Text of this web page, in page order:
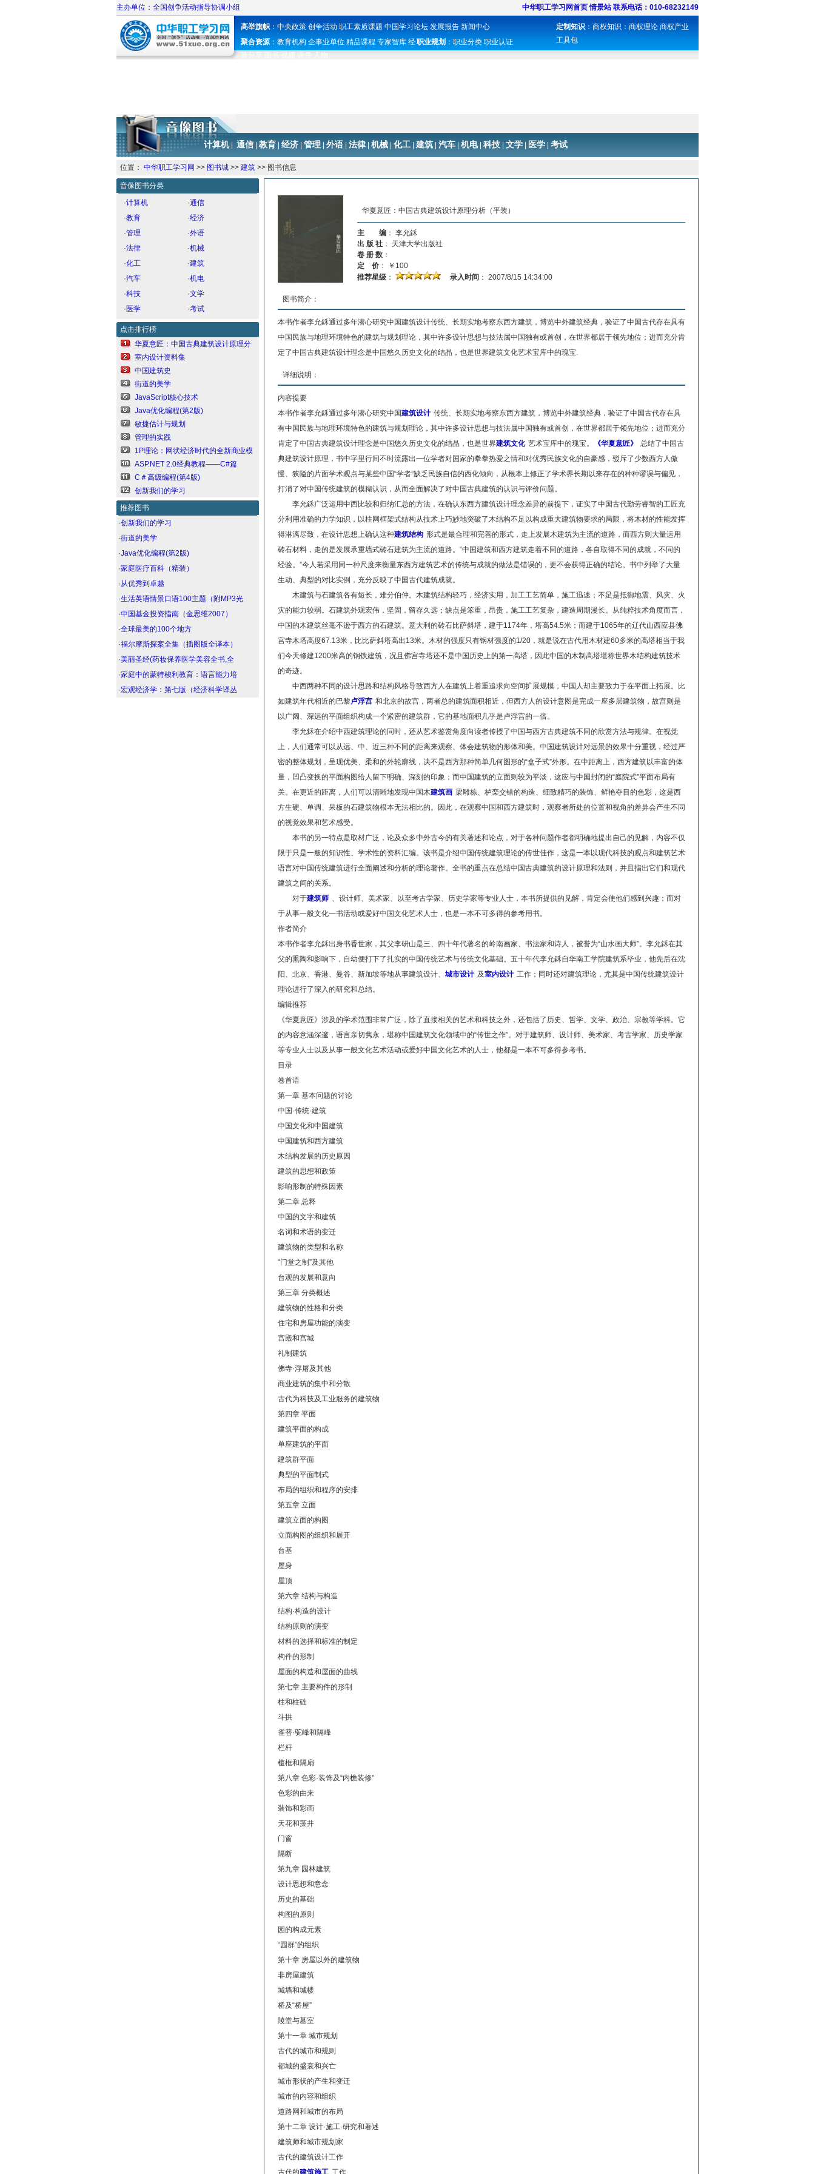
主办单位：全国创争活动指导协调小组 中华职工学习网首页 情景站 联系电话：010-68232149
定制知识 ： 商权知识 ： 商权理论 商权产业
工具包
高举旗帜 ： 中央政策 创争活动 职工素质课题 中国学习论坛 发展报告 新闻中心
职业规划 ： 职业分类 职业认证
聚合资源： 教育机构 企事业单位 精品课程 专家智库 经
计算机| 通信 教育 经济 管理 外语| 法律 机械 化工 建筑 汽车 机电| 科技 文学 医学 考试
位置： 中华职工学习网 >> 图书城 >> 建筑 >> 图书信息
音像图书分类
·计算机 ·通信
·教育 ·经济
·管理 ·外语
·法律 ·机械
·化工 ·建筑
·汽车 ·机电
·科技 ·文学
· 医学 ·考试
点击排行榜
华夏意匠：中国古典建筑设计原理分
室内设计资料集
中国建筑史
街道的美学
JavaScript核心技术
Java优化编程(第2版)
敏捷估计与规划
管理的实践
1P理论：网状经济时代的全新商业模
ASP.NET 2.0经典教程——C#篇
C＃高级编程(第4版)
创新我们的学习
推荐图书
·创新我们的学习
·街道的美学
·Java优化编程(第2版)
·家庭医疗百科（精装）
·从优秀到卓越
·生活英语情景口语100主题（附MP3光
·中国基金投资指南（金思维2007）
·全球最美的100个地方
·福尔摩斯探案全集（插图版全译本）
·美丽圣经(药妆保养医学美容全书,全
·家庭中的蒙特梭利教育：语言能力培
·宏观经济学：第七版（经济科学译丛
华夏意匠：中国古典建筑设计原理分析（平装）
主 编： 李允鉌
出 版 社： 天津大学出版社
卷 册 数：
定 价： ￥100
推荐星级： 录入时间 ： 2007/8/15 14:34:00
图书简介：
本书作者李允鉌通过多年潜心研究中国建筑设计传统、长期实地考察东西方建筑，博览中外建筑经典，验证了中国古代存在具有
中国民族与地理环境特色的建筑与规划理论，其中许多设计思想与技法属中国独有或首创，在世界都居于领先地位；进而充分肯
定了中国古典建筑设计理念是中国悠久历史文化的结晶，也是世界建筑文化艺术宝库中的瑰宝.
详细说明：
内容提要
本书作者李允鉌通过多年潜心研究中国建筑设计 传统、长期实地考察东西方建筑，博览中外建筑经典，验证了中国古代存在具
有中国民族与地理环境特色的建筑与规划理论，其中许多设计思想与技法属中国独有或首创，在世界都居于领先地位；进而充分
肯定了中国古典建筑设计理念是中国悠久历史文化的结晶，也是世界建筑文化 艺术宝库中的瑰宝。 《华夏意匠》
总结了中国古
典建筑设计原理，书中字里行间不时流露出一位学者对国家的拳拳热爱之情和对优秀民族文化的自豪感，驳斥了少数西方人傲
慢、狭隘的片面学术观点与某些中国“学者”缺乏民族自信的西化倾向，从根本上修正了学术界长期以来存在的种种谬误与偏见，
打消了对中国传统建筑的模糊认识，从而全面解决了对中国古典建筑的认识与评价问题。
李允鉌广泛运用中西比较和归纳汇总的方法，在确认东西方建筑设计理念差异的前提下，证实了中国古代勤劳睿智的工匠充
分利用准确的力学知识，以柱网框架式结构从技术上巧妙地突破了木结构不足以构成重大建筑物要求的局限，将木材的性能发挥
得淋漓尽致，在设计思想上确认这种建筑结构 形式是最合理和完善的形式，走上发展木建筑为主流的道路，而西方则大量运用
砖石材料，走的是发展承重墙式砖石建筑为主流的道路。“中国建筑和西方建筑走着不同的道路，各自取得不同的成就，不同的
经验。”今人若采用同一种尺度来衡量东西方建筑艺术的传统与成就的做法是错误的，更不会获得正确的结论。书中列举了大量
生动、典型的对比实例，充分反映了中国古代建筑成就。
木建筑与石建筑各有短长，难分伯仲。木建筑结构轻巧，经济实用，加工工艺简单，施工迅速；不足是抵御地震、风灾、火
灾的能力较弱。石建筑外观宏伟，坚固，留存久远；缺点是笨重，昂贵，施工工艺复杂，建造周期漫长。从纯粹技术角度而言，
中国的木建筑丝毫不逊于西方的石建筑。意大利的砖石比萨斜塔，建于1174年，塔高54.5米；而建于1065年的辽代山西应县佛
宫寺木塔高度67.13米，比比萨斜塔高出13米。木材的强度只有钢材强度的1/20，就是说在古代用木材建60多米的高塔相当于我
们今天修建1200米高的钢铁建筑，况且佛宫寺塔还不是中国历史上的第一高塔，因此中国的木制高塔堪称世界木结构建筑技术
的奇迹。
中西两种不同的设计思路和结构风格导致西方人在建筑上着重追求向空间扩展规模，中国人却主要致力于在平面上拓展。比
如建筑年代相近的巴黎卢浮宫 和北京的故宫，两者总的建筑面积相近，但西方人的设计意图是完成一座多层建筑物，故宫则是
以广阔、深远的平面组织构成一个紧密的建筑群，它的基地面积几乎是卢浮宫的一倍。
李允鉌在介绍中西建筑理论的同时，还从艺术鉴赏角度向读者传授了中国与西方古典建筑不同的欣赏方法与规律。在视觉
上，人们通常可以从远、中、近三种不同的距离来观察、体会建筑物的形体和美。中国建筑设计对远景的效果十分重视，经过严
密的整体规划，呈现优美、柔和的外轮廓线，决不是西方那种简单几何图形的“盒子式”外形。在中距离上，西方建筑以丰富的体
量，凹凸变换的平面构图给人留下明确、深刻的印象；而中国建筑的立面则较为平淡，这应与中国封闭的“庭院式”平面布局有
关。在更近的距离，人们可以清晰地发现中国木建筑画 梁雕栋、栌栾交错的构造、细致精巧的装饰、鲜艳夺目的色彩，这是西
方生硬、单调、呆板的石建筑物根本无法相比的。因此，在观察中国和西方建筑时，观察者所处的位置和视角的差异会产生不同
的视觉效果和艺术感受。
本书的另一特点是取材广泛，论及众多中外古今的有关著述和论点，对于各种问题作者都明确地提出自己的见解，内容不仅
限于只是一般的知识性、学术性的资料汇编。该书是介绍中国传统建筑理论的传世佳作，这是一本以现代科技的观点和建筑艺术
语言对中国传统建筑进行全面阐述和分析的理论著作。全书的重点在总结中国古典建筑的设计原理和法则，并且指出它们和现代
建筑之间的关系。
对于建筑师 、设计师、美术家、以至考古学家、历史学家等专业人士，本书所提供的见解，肯定会使他们感到兴趣；而对
于从事一般文化一书活动或爱好中国文化艺术人士，也是一本不可多得的参考用书。
作者简介
本书作者李允鉌出身书香世家，其父李研山是三、四十年代著名的岭南画家、书法家和诗人，被誉为“山水画大师”。李允鉌在其
父的熏陶和影响下，自幼便打下了扎实的中国传统艺术与传统文化基础。五十年代李允鉌自华南工学院建筑系毕业，他先后在沈
阳、北京、香港、曼谷、新加坡等地从事建筑设计、 城市设计 及室内设计 工作；同时还对建筑理论，尤其是中国传统建筑设计
理论进行了深入的研究和总结。
编辑推荐
《华夏意匠》涉及的学术范围非常广泛，除了直接相关的艺术和科技之外，还包括了历史、哲学、文学、政治、宗教等学科。它
的内容意涵深邃，语言亲切隽永，堪称中国建筑文化领域中的“传世之作”。对于建筑师、设计师、美术家、考古学家、历史学家
等专业人士以及从事一般文化艺术活动或爱好中国文化艺术的人士，他都是一本不可多得参考书。
目录
卷首语
第一章 基本问题的讨论
中国·传统·建筑
中国文化和中国建筑
中国建筑和西方建筑
木结构发展的历史原因
建筑的思想和政策
影响形制的特殊因素
第二章 总释
中国的文字和建筑
名词和术语的变迁
建筑物的类型和名称
“门堂之制”及其他
台观的发展和意向
第三章 分类概述
建筑物的性格和分类
住宅和房屋功能的演变
宫殿和宫城
礼制建筑
佛寺·浮屠及其他
商业建筑的集中和分散
古代为科技及工业服务的建筑物
第四章 平面
建筑平面的构成
单座建筑的平面
建筑群平面
典型的平面制式
布局的组织和程序的安排
第五章 立面
建筑立面的构图
立面构图的组织和展开
台基
屋身
屋顶
第六章 结构与构造
结构·构造的设计
结构原则的演变
材料的选择和标准的制定
构件的形制
屋面的构造和屋面的曲线
第七章 主要构件的形制
柱和柱础
斗拱
雀替·驼峰和隔峰
栏杆
槛框和隔扇
第八章 色彩·装饰及“内檐装修”
色彩的由来
装饰和彩画
天花和藻井
门窗
隔断
第九章 园林建筑
设计思想和意念
历史的基础
构图的原则
园的构成元素
“园群”的组织
第十章 房屋以外的建筑物
非房屋建筑
城墙和城楼
桥及“桥屋”
陵堂与墓室
第十一章 城市规划
古代的城市和规则
都城的盛衰和兴亡
城市形状的产生和变迁
城市的内容和组织
道路网和城市的布局
第十二章 设计·施工·研究和著述
建筑师和城市规划家
古代的建筑设计工作
古代的建筑施工 工作